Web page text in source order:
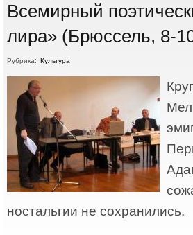
Всемирный
лира» (Брюссель, 8-10
Рубрика: Культура
ностальгии не сохранились.